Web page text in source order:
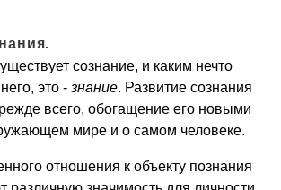
сознание, и каким нечто
это - знание. Развитие сознания
всего, обогащение его новыми
мире и о самом человеке.
отношения к объекту познания